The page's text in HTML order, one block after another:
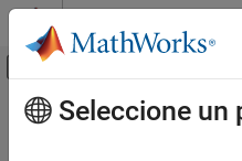
Saltar al contenido
Mostrar/ocultar
Inicio de Documentación
Contenido principal
Seleccione